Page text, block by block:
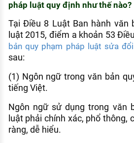
pháp luật quy định như thế nào?
Tại Điều 8 Luật Ban hành văn
luật 2015, điểm a khoản 53
bản quy phạm pháp luật sửa
sau:
(1) Ngôn ngữ trong văn bản
tiếng Việt.
Ngôn ngữ sử dụng trong văn
luật phải chính xác, phổ thông,
ràng, dễ hiểu.